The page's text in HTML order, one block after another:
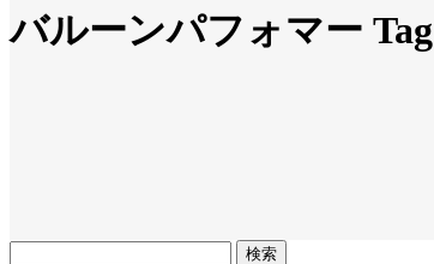
バルーンパフォマー Tag